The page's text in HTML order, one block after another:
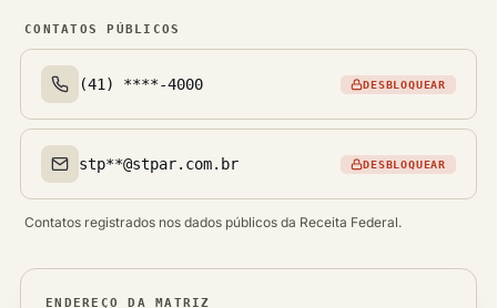
CONTATOS PÚBLICOS
Telefone(s)
(41) ****-4000 DESBLOQUEAR
Email(s)
stp**@stpar.com.br DESBLOQUEAR
Contatos registrados nos dados públicos da Receita Federal.
ENDEREÇO DA MATRIZ